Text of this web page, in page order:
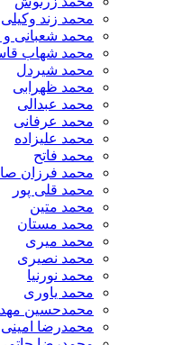
محمد زند وکیلی
محمد شعبانی
محمد شهاب
​محمد شیردل
محمد ظهرابی
محمد عبدالی
محمد عرفانی
محمد علیزاده
محمد فاتح
محمد فرزان
محمد قلی پور
محمد متین
محمد مستان
محمد میری
محمد نصیری
محمد نورنیا
محمد یاوری
محمدحسین
محمدرضا امینی